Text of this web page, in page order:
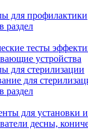
для профилактики
раздел
тесты
устройства
для стерилизации
для
раздел
для установки
десны,